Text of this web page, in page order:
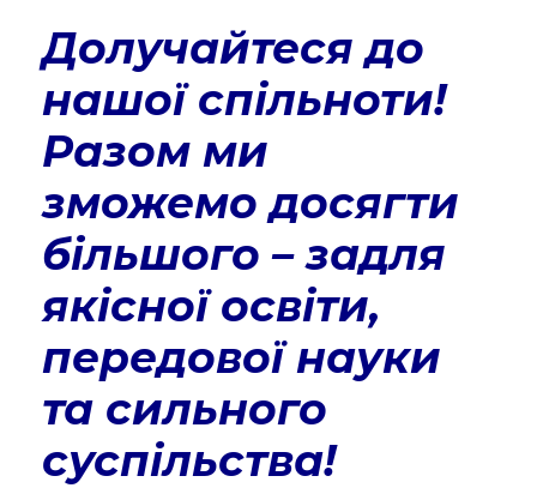
Долучайтеся до
нашої спільноти!
Разом ми
зможемо досягти
більшого – задля
якісної освіти,
передової науки
та сильного
суспільства!